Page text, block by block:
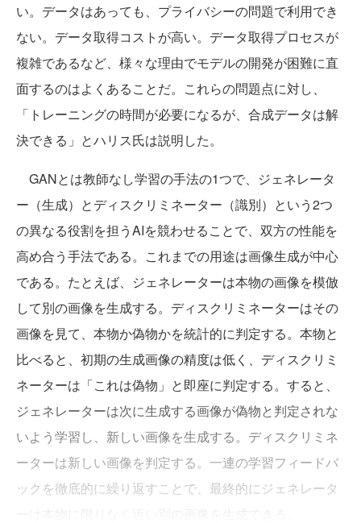
い。データはあっても、プライバシーの問題で利用でき
ない。データ取得コストが高い。データ取得プロセスが
複雑であるなど、様々な理由でモデルの開発が困難に直
面するのはよくあることだ。これらの問題点に対し、
「トレーニングの時間が必要になるが、合成データは解
決できる」とハリス氏は説明した。
GANとは教師なし学習の手法の1つで、ジェネレータ
ー（生成）とディスクリミネーター（識別）という2つ
の異なる役割を担うAIを競わせることで、双方の性能を
高め合う手法である。これまでの用途は画像生成が中心
である。たとえば、ジェネレーターは本物の画像を模倣
して別の画像を生成する。ディスクリミネーターはその
画像を見て、本物か偽物かを統計的に判定する。本物と
比べると、初期の生成画像の精度は低く、ディスクリミ
ネーターは「これは偽物」と即座に判定する。すると、
ジェネレーターは次に生成する画像が偽物と判定されな
いよう学習し、新しい画像を生成する。ディスクリミネ
ーターは新しい画像を判定する。一連の学習フィードバ
ックを徹底的に繰り返すことで、最終的にジェネレータ